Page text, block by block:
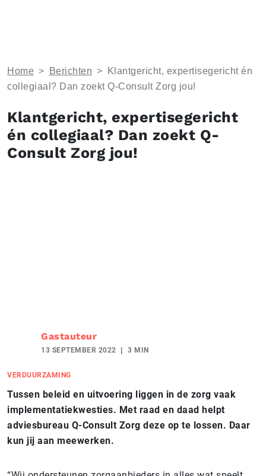
Home > Berichten >
Klantgericht, expertisegericht én
collegiaal? Dan zoekt Q-Consult Zorg jou!
Klantgericht, expertisegericht
én collegiaal? Dan zoekt Q-
Consult Zorg jou!
Gastauteur
13 SEPTEMBER 2022 3 MIN
VERDUURZAMING
Tussen beleid en uitvoering liggen in de zorg vaak
implementatiekwesties. Met raad en daad helpt
adviesbureau Q-Consult Zorg deze op te lossen. Daar
kun jij aan meewerken.